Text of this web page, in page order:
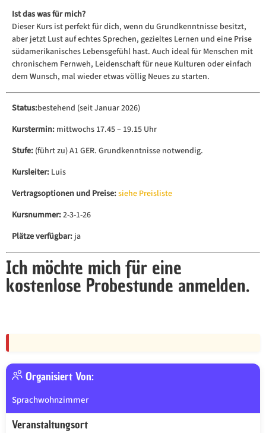
Ist das was für mich?
Dieser Kurs ist perfekt für dich, wenn du Grundkenntnisse besitzt,
aber jetzt Lust auf echtes Sprechen, gezieltes Lernen und eine Prise
südamerikanisches Lebensgefühl hast. Auch ideal für Menschen mit
chronischem Fernweh, Leidenschaft für neue Kulturen oder einfach
dem Wunsch, mal wieder etwas völlig Neues zu starten.
Status:bestehend (seit Januar 2026)
Kurstermin: mittwochs 17.45 – 19.15 Uhr
Stufe: (führt zu) A1 GER. Grundkenntnisse notwendig.
Kursleiter: Luis
Vertragsoptionen und Preise:siehe Preisliste
Kursnummer:2-3-1-26
Plätze verfügbar:ja
Ich möchte mich für eine
kostenlose Probestunde anmelden.
Organisiert Von:
Sprachwohnzimmer
Veranstaltungsort